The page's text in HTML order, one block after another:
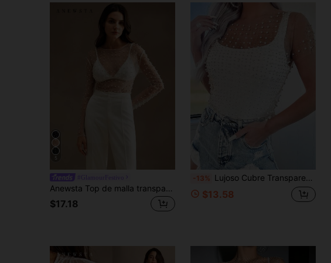
5
Anewsta Top de malla transparente de manga larga para mujer, verano
$17.18
-13% Lujoso Cubre Transparente de Manga Corta Corto con Perlas & Strass para Verano
$13.58